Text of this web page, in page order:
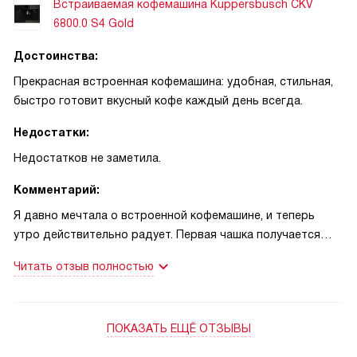
Встраиваемая кофемашина Kuppersbusch CKV
6800.0 S4 Gold
Достоинства:
Прекрасная встроенная кофемашина: удобная, стильная,
быстро готовит вкусный кофе каждый день всегда.
Недостатки:
Недостатков не заметила.
Комментарий:
Я давно мечтала о встроенной кофемашине, и теперь
утро действительно радует. Первая чашка получается
если спешу. Я была в восторге! Один раз вечером
двойной крепости помогла получить нужный заряд
Читать отзыв полностью
ПОКАЗАТЬ ЕЩЁ ОТЗЫВЫ